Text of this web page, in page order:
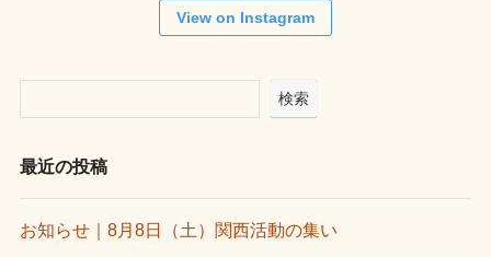
View on Instagram
検索
最近の投稿
お知らせ｜8月8日（土）関西活動の集い